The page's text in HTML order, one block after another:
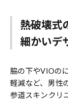
熱破壊式
細かいデ
脇の下やVIOの
軽減など、男性
参道スキンクリ